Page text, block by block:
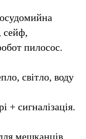
сейф,
пилосос.
світло, воду
+ сигналізація.
мешканців